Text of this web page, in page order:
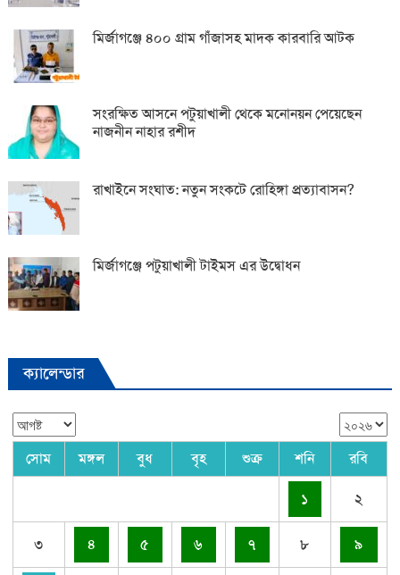
মির্জাগঞ্জে ৪০০ গ্রাম গাঁজাসহ মাদক কারবারি আটক
সংরক্ষিত আসনে পটুয়াখালী থেকে মনোনয়ন পেয়েছেন
নাজনীন নাহার রশীদ
রাখাইনে সংঘাত: নতুন সংকটে রোহিঙ্গা প্রত্যাবাসন?
মির্জাগঞ্জে পটুয়াখালী টাইমস এর উদ্বোধন
ক্যালেন্ডার
সোম মঙ্গল বুধ বৃহ শুক্র শনি রবি
১ ২
৩ ৪ ৫ ৬ ৭ ৮ ৯